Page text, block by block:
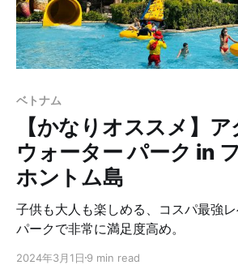
ベトナム
【かなりオススメ】
ウォーター パーク in
ホントム島
子供も大人も楽しめる、コスパ最強
パークで非常に満足度高め。
2024年3月1日 9 min read